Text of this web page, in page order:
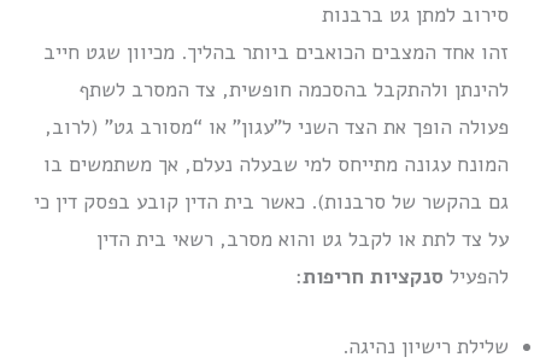
סירוב למתן גט ברבנות
זהו אחד המצבים הכואבים ביותר בהליך. מכיוון שגט חייב
להינתן ולהתקבל בהסכמה חופשית, צד המסרב לשתף
פעולה הופך את הצד השני ל”עגון” או “מסורב גט” (לרוב,
המונח עגונה מתייחס למי שבעלה נעלם, אך משתמשים בו
גם בהקשר של סרבנות). כאשר בית הדין קובע בפסק דין כי
על צד לתת או לקבל גט והוא מסרב, רשאי בית הדין
להפעיל סנקציות חריפות:
שלילת רישיון נהיגה.